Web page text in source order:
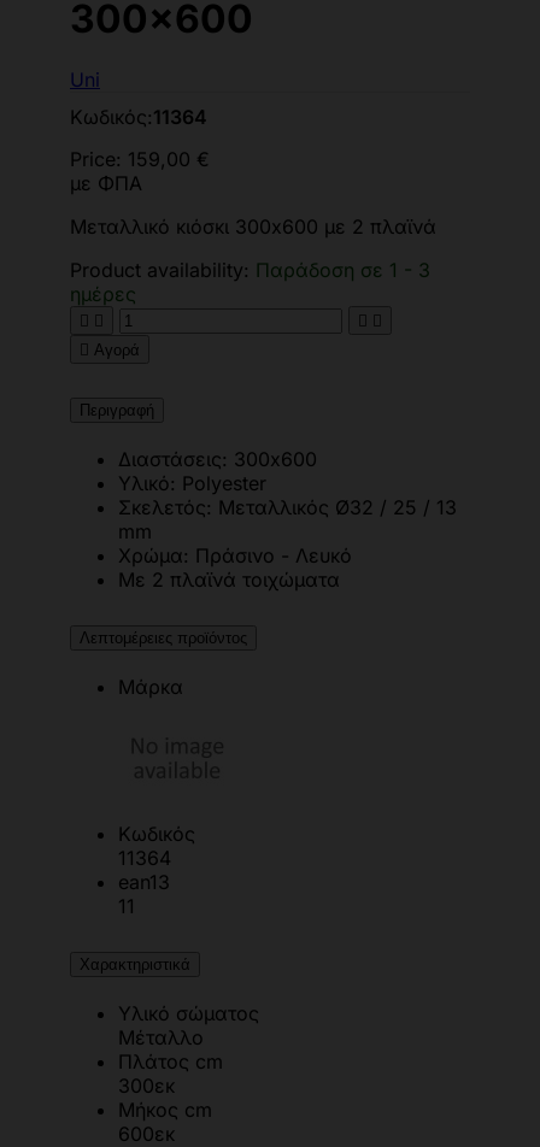
300x600
Uni
Κωδικός:11364
Price: 159,00 €
με ΦΠΑ
Μεταλλικό κιόσκι 300x600 με 2 πλαϊνά
Product availability: Παράδοση σε 1 - 3
ημέρες
   
 Αγορά
Περιγραφή
Διαστάσεις: 300x600
Υλικό: Polyester
Σκελετός: Μεταλλικός Ø32 / 25 / 13
mm
Χρώμα: Πράσινο - Λευκό
Με 2 πλαϊνά τοιχώματα
Λεπτομέρειες προϊόντος
Μάρκα
Κωδικός
11364
ean13
11
Χαρακτηριστικά
Υλικό σώματος
Μέταλλο
Πλάτος cm
300εκ
Μήκος cm
600εκ